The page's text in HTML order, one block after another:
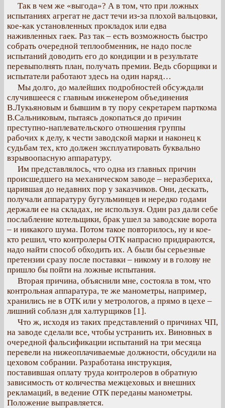
Так в чем же «выгода»? А в том, что при ложных
испытаниях агрегат не даст течи из-за плохой вальцовки,
кое-как установленных прокладок или едва
наживленных гаек. Раз так – есть возможность быстро
собрать очередной теплообменник, не надо после
испытаний доводить его до кондиции и в результате
перевыполнять план, получать премии. Ведь сборщики и
испытатели работают здесь на один наряд…
Мы долго, до малейших подробностей обсуждали
случившееся с главным инженером объединения
В.Лукьяновым и бывшим в ту пору секретарем парткома
В.Сальниковым, пытаясь докопаться до причин
преступно-наплевательского отношения группы
рабочих к делу, к чести заводской марки и наконец к
судьбам тех, кто должен эксплуатировать буквально
взрывоопасную аппаратуру.
Им представлялось, что одна из главных причин
происшедшего на механическом заводе – неразбериха,
царившая до недавних пор у заказчиков. Они, дескать,
получали аппаратуру бугульминцев и нередко годами
держали ее на складах, не используя. Один раз дали себе
послабление котельщики, брак ушел за заводские ворота
– и никакого шума. Потом такое повторилось, ну и кое-
кто решил, что контролеры ОТК напрасно придираются,
надо найти способ обходить их. А были бы серьезные
претензии сразу после поставки – никому и в голову не
пришло бы пойти на ложные испытания.
Вторая причина, объяснили мне, состояла в том, что
контрольная аппаратура, те же манометры, например,
хранились не в ОТК или у метрологов, а прямо в цехе –
лишний соблазн для халтурщиков [1].
Что ж, исходя из таких представлений о причинах ЧП,
на заводе сделали все, чтобы устранить их. Виновных в
очередной фальсификации испытаний на три месяца
перевели на нижеоплачиваемые должности, обсудили на
цеховом собрании. Разработана инструкция,
поставившая оплату труда контролеров в обратную
зависимость от количества межцеховых и внешних
рекламаций, в ведение ОТК переданы манометры.
Положение выправляется.